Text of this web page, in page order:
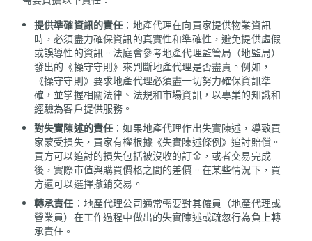
提供準確資訊的責任 ：地產代理在向買家提供物業資訊
時，必須盡力確保資訊的真實性和準確性，避免提供虛假
或誤導性的資訊。法庭會參考地產代理監管局（地監局）
發出的《操守守則》來判斷地產代理是否盡責。例如，
《操守守則》要求地產代理必須盡一切努力確保資訊準
確，並掌握相關法律、法規和市場資訊，以專業的知識和
經驗為客戶提供服務。
對失實陳述的責任 ：如果地產代理作出失實陳述，導致買
家蒙受損失，買家有權根據《失實陳述條例》追討賠償。
買方可以追討的損失包括被沒收的訂金，或者交易完成
後，實際市值與購買價格之間的差價。在某些情況下，買
方還可以選擇撤銷交易。
轉承責任 ：地產代理公司通常需要對其僱員（地產代理或
營業員）在工作過程中做出的失實陳述或疏忽行為負上轉
承責任。